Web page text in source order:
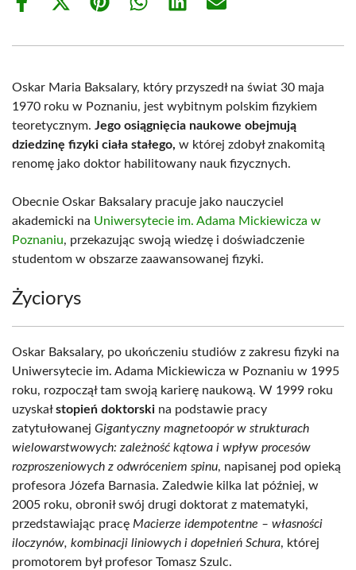
Share
Share
(Twitter)
Share Share Share Share
Oskar Maria Baksalary, który przyszedł na świat 30 maja
1970 roku w Poznaniu, jest wybitnym polskim fizykiem
teoretycznym. Jego osiągnięcia naukowe obejmują
dziedzinę fizyki ciała stałego, w której zdobył znakomitą
renomę jako doktor habilitowany nauk fizycznych.
Obecnie Oskar Baksalary pracuje jako nauczyciel
akademicki na Uniwersytecie im. Adama Mickiewicza w
Poznaniu, przekazując swoją wiedzę i doświadczenie
studentom w obszarze zaawansowanej fizyki.
Życiorys
Oskar Baksalary, po ukończeniu studiów z zakresu fizyki na
Uniwersytecie im. Adama Mickiewicza w Poznaniu w 1995
roku, rozpoczął tam swoją karierę naukową. W 1999 roku
uzyskałstopień doktorski na podstawie pracy
zatytułowanej Gigantyczny magnetoopór w strukturach
wielowarstwowych: zależność kątowa i wpływ procesów
rozproszeniowych z odwróceniem spinu, napisanej pod opieką
profesora Józefa Barnasia. Zaledwie kilka lat później, w
2005 roku, obronił swój drugi doktorat z matematyki,
przedstawiając pracę Macierze idempotentne – własności
iloczynów, kombinacji liniowych i dopełnień Schura, której
promotorem był profesor Tomasz Szulc.